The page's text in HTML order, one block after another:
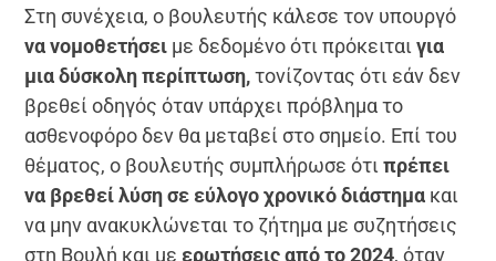
Στη συνέχεια, ο βουλευτής κάλεσε τον υπουργό
να νομοθετήσει με δεδομένο ότι πρόκειταιγια
μια δύσκολη περίπτωση,τονίζοντας ότι εάν δεν
βρεθεί οδηγός όταν υπάρχει πρόβλημα το
ασθενοφόρο δεν θα μεταβεί στο σημείο. Επί του
θέματος, ο βουλευτής συμπλήρωσε ότιπρέπει
να βρεθεί λύση σε εύλογο χρονικό διάστημα και
να μην ανακυκλώνεται το ζήτημα με συζητήσεις
στη Βουλή και με ερωτήσεις από το 2024, όταν